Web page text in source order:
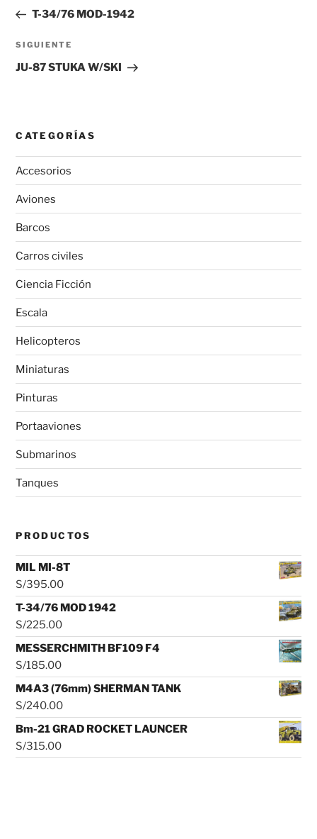
entradas
anterior:
T-34/76 MOD-1942
Siguiente
entrada
SIGUIENTE
JU-87 STUKA W/SKI
CATEGORÍAS
Accesorios
Aviones
Barcos
Carros civiles
Ciencia Ficción
Escala
Helicopteros
Miniaturas
Pinturas
Portaaviones
Submarinos
Tanques
PRODUCTOS
MIL MI-8T
S/395.00
T-34/76 MOD 1942
S/225.00
MESSERCHMITH BF109 F4
S/185.00
M4A3 (76mm) SHERMAN TANK
S/240.00
Bm-21 GRAD ROCKET LAUNCER
S/315.00